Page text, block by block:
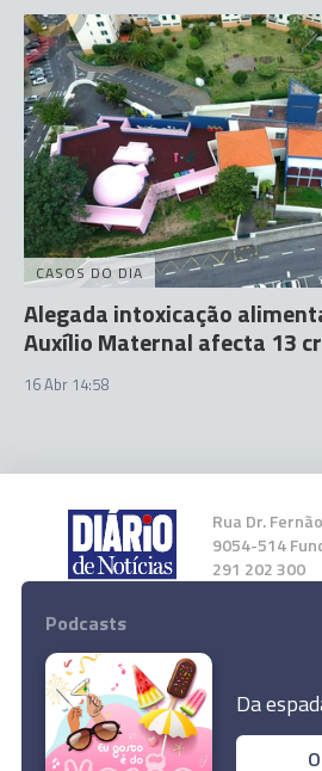
CASOS DO DIA
Alegada intoxicação
Auxílio Maternal afecta 13
16 Abr 14:58
Rua Dr.
9054-514
291 202 300
Instale a nossa
Podcasts
Da